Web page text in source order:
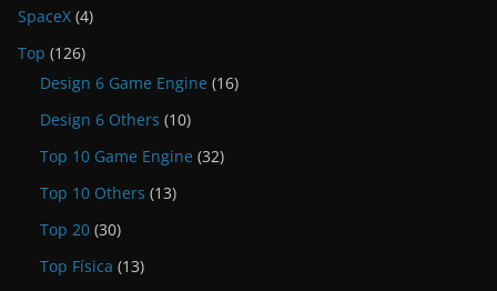
SpaceX (4)
Top (126)
Design 6 Game Engine (16)
Design 6 Others (10)
Top 10 Game Engine (32)
Top 10 Others (13)
Top 20 (30)
Top Física (13)